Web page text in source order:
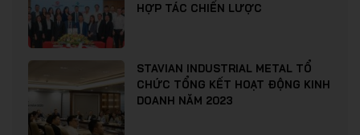
HỢP TÁC CHIẾN LƯỢC
STAVIAN INDUSTRIAL METAL TỔ
CHỨC TỔNG KẾT HOẠT ĐỘNG KINH
DOANH NĂM 2023